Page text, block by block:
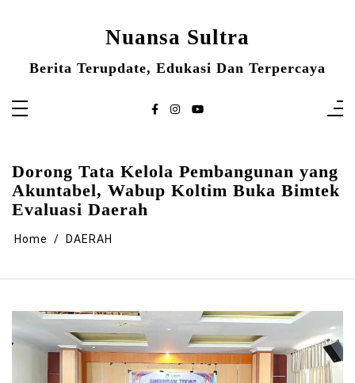
Nuansa Sultra
Berita Terupdate, Edukasi Dan Terpercaya
Dorong Tata Kelola Pembangunan yang
Akuntabel, Wabup Koltim Buka Bimtek
Evaluasi Daerah
Home DAERAH